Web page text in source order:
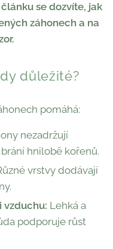
se dozvíte, jak
záhonech a na
důležité?
pomáhá:
nezadržují
hnilobě kořenů.
vrstvy dodávají
vzduchu: Lehká a
podporuje růst